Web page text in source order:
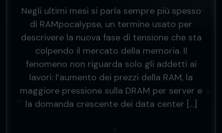
Negli ultimi mesi si parla sempre più spesso
di RAMpocalypse, un termine usato per
descrivere la nuova fase di tensione che sta
colpendo il mercato della memoria. Il
fenomeno non riguarda solo gli addetti ai
lavori: l’aumento dei prezzi della RAM, la
maggiore pressione sulla DRAM per server e
la domanda crescente dei data center […]